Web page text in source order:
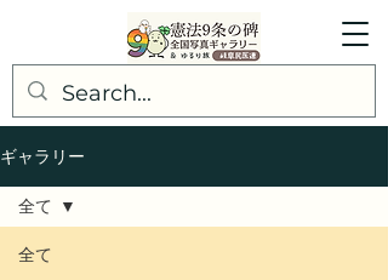
ギャラリー
全て
全て